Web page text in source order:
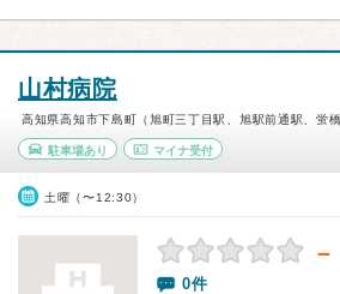
山村病院
高知県高知市下島町（旭町三丁目駅、旭駅前通駅、蛍橋
駐車場あり マイナ受付
土曜（〜12:30）
－
0件